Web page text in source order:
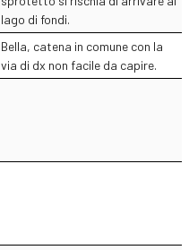
lago di fondi.
Bella, catena in comune con la
via di dx non facile da capire.